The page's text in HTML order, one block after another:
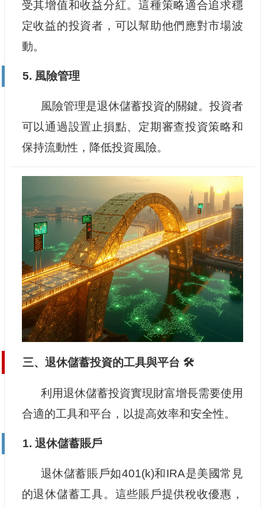
受其增值和收益分紅。這種策略適合追求穩
定收益的投資者，可以幫助他們應對市場波
動。
5. 風險管理
風險管理是退休儲蓄投資的關鍵。投資者
可以通過設置止損點、定期審查投資策略和
保持流動性，降低投資風險。
三、退休儲蓄投資的工具與平台 🛠️
利用退休儲蓄投資實現財富增長需要使用
合適的工具和平台，以提高效率和安全性。
1. 退休儲蓄賬戶
退休儲蓄賬戶如401(k)和IRA是美國常見
的退休儲蓄工具。這些賬戶提供稅收優惠，